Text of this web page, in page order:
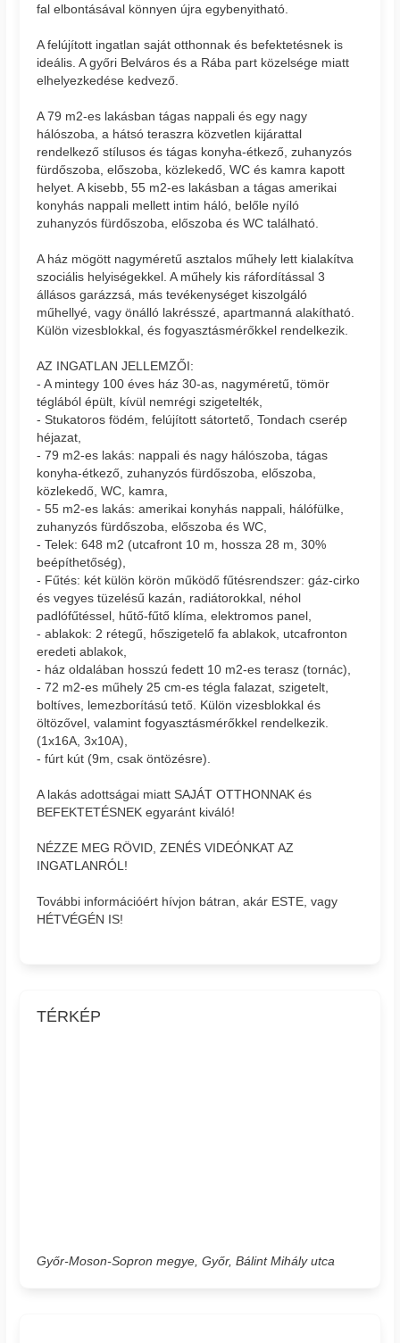
fal elbontásával könnyen újra egybenyitható.
A felújított ingatlan saját otthonnak és befektetésnek is
ideális. A győri Belváros és a Rába part közelsége miatt
elhelyezkedése kedvező.
A 79 m2-es lakásban tágas nappali és egy nagy
hálószoba, a hátsó teraszra közvetlen kijárattal
rendelkező stílusos és tágas konyha-étkező, zuhanyzós
fürdőszoba, előszoba, közlekedő, WC és kamra kapott
helyet. A kisebb, 55 m2-es lakásban a tágas amerikai
konyhás nappali mellett intim háló, belőle nyíló
zuhanyzós fürdőszoba, előszoba és WC található.
A ház mögött nagyméretű asztalos műhely lett kialakítva
szociális helyiségekkel. A műhely kis ráfordítással 3
állásos garázzsá, más tevékenységet kiszolgáló
műhellyé, vagy önálló lakrésszé, apartmanná alakítható.
Külön vizesblokkal, és fogyasztásmérőkkel rendelkezik.
AZ INGATLAN JELLEMZŐI:
- A mintegy 100 éves ház 30-as, nagyméretű, tömör
téglából épült, kívül nemrégi szigetelték,
- Stukatoros födém, felújított sátortető, Tondach cserép
héjazat,
- 79 m2-es lakás: nappali és nagy hálószoba, tágas
konyha-étkező, zuhanyzós fürdőszoba, előszoba,
közlekedő, WC, kamra,
- 55 m2-es lakás: amerikai konyhás nappali, hálófülke,
zuhanyzós fürdőszoba, előszoba és WC,
- Telek: 648 m2 (utcafront 10 m, hossza 28 m, 30%
beépíthetőség),
- Fűtés: két külön körön működő fűtésrendszer: gáz-cirko
és vegyes tüzelésű kazán, radiátorokkal, néhol
padlófűtéssel, hűtő-fűtő klíma, elektromos panel,
- ablakok: 2 rétegű, hőszigetelő fa ablakok, utcafronton
eredeti ablakok,
- ház oldalában hosszú fedett 10 m2-es terasz (tornác),
- 72 m2-es műhely 25 cm-es tégla falazat, szigetelt,
boltíves, lemezborítású tető. Külön vizesblokkal és
öltözővel, valamint fogyasztásmérőkkel rendelkezik.
(1x16A, 3x10A),
- fúrt kút (9m, csak öntözésre).
A lakás adottságai miatt SAJÁT OTTHONNAK és
BEFEKTETÉSNEK egyaránt kiváló!
NÉZZE MEG RÖVID, ZENÉS VIDEÓNKAT AZ
INGATLANRÓL!
További információért hívjon bátran, akár ESTE, vagy
HÉTVÉGÉN IS!
TÉRKÉP
Győr-Moson-Sopron megye, Győr, Bálint Mihály utca